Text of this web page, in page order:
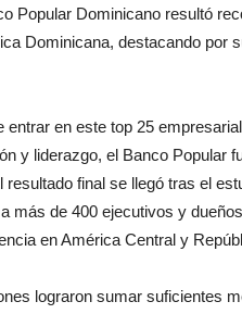
Popular Dominicano resultó
Dominicana, destacando por
entrar en este top 25
y liderazgo, el Banco Popular
resultado final se llegó tras el
más de 400 ejecutivos y
en América Central y
lograron sumar suficientes